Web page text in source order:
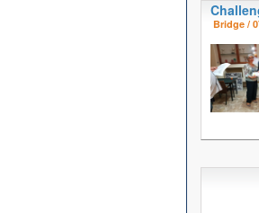
Bridge /